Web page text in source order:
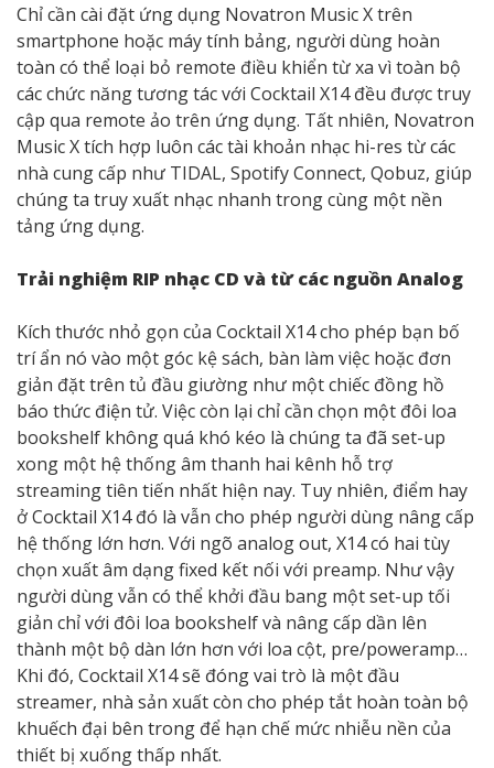
Chỉ cần cài đặt ứng dụng Novatron Music X trên
smartphone hoặc máy tính bảng, người dùng hoàn
toàn có thể loại bỏ remote điều khiển từ xa vì toàn bộ
các chức năng tương tác với Cocktail X14 đều được truy
cập qua remote ảo trên ứng dụng. Tất nhiên, Novatron
Music X tích hợp luôn các tài khoản nhạc hi-res từ các
nhà cung cấp như TIDAL, Spotify Connect, Qobuz, giúp
chúng ta truy xuất nhạc nhanh trong cùng một nền
tảng ứng dụng.
Trải nghiệm RIP nhạc CD và từ các nguồn Analog
Kích thước nhỏ gọn của Cocktail X14 cho phép bạn bố
trí ẩn nó vào một góc kệ sách, bàn làm việc hoặc đơn
giản đặt trên tủ đầu giường như một chiếc đồng hồ
báo thức điện tử. Việc còn lại chỉ cần chọn một đôi loa
bookshelf không quá khó kéo là chúng ta đã set-up
xong một hệ thống âm thanh hai kênh hỗ trợ
streaming tiên tiến nhất hiện nay. Tuy nhiên, điểm hay
ở Cocktail X14 đó là vẫn cho phép người dùng nâng cấp
hệ thống lớn hơn. Với ngõ analog out, X14 có hai tùy
chọn xuất âm dạng fixed kết nối với preamp. Như vậy
người dùng vẫn có thể khởi đầu bang một set-up tối
giản chỉ với đôi loa bookshelf và nâng cấp dần lên
thành một bộ dàn lớn hơn với loa cột, pre/poweramp…
Khi đó, Cocktail X14 sẽ đóng vai trò là một đầu
streamer, nhà sản xuất còn cho phép tắt hoàn toàn bộ
khuếch đại bên trong để hạn chế mức nhiễu nền của
thiết bị xuống thấp nhất.